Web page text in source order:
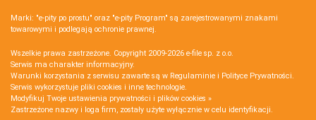
Marki: "e-pity po prostu" oraz "e-pity Program" są zarejestrowanymi znakami
towarowymi i podlegają ochronie prawnej.
Wszelkie prawa zastrzeżone. Copyright 2009-2026 e-file sp. z o.o.
Serwis ma charakter informacyjny.
Warunki korzystania z serwisu zawarte są w Regulaminie i Polityce Prywatności.
Serwis wykorzystuje pliki cookies i inne technologie.
Modyfikuj Twoje ustawienia prywatności i plików cookies »
Zastrzeżone nazwy i loga firm, zostały użyte wyłącznie w celu identyfikacji.